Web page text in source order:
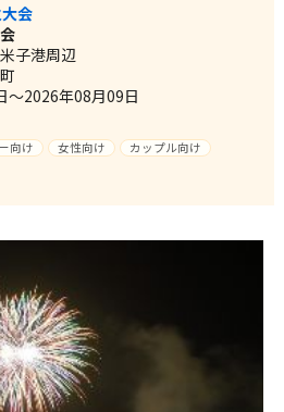
会
子港周辺
～2026年08月09日
向け 女性向け
カップル向け